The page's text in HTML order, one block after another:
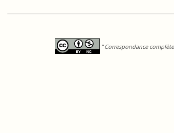
"Correspondance